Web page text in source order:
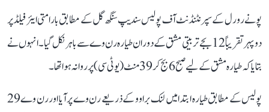
پونے رورل کے سپرنٹنڈنٹ آف پولیس سندیپ سنگھ گل کے مطابق بارامتی ایئر فیلڈ پر
دوپہر تقریباً 12 بجے تربیتی مشق کے دوران طیارہ رن وے سے باہر نکل گیا۔ انہوں نے
بتایا کہ طیارہ مشق کے لیے صبح 6 بج کر 39 منٹ (یو ٹی سی) پر روانہ ہوا تھا۔
پولیس کے مطابق طیارہ ابتدا میں لنک براوو کے ذریعے رن وے پر آیا اور رن وے 29